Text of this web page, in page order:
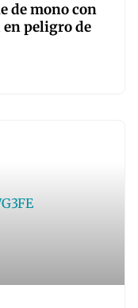
de mono con
peligro de